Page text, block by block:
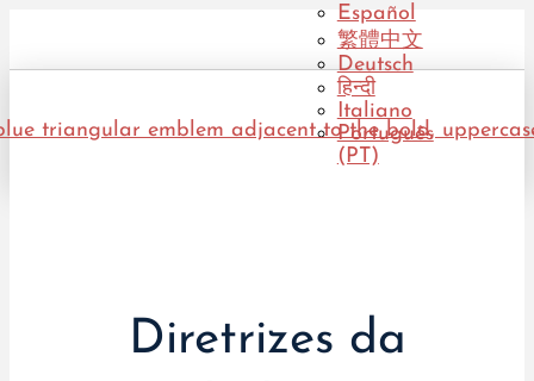
Español
繁體中文
Deutsch
हिन्दी
Italiano
Português
(PT)
Diretrizes da